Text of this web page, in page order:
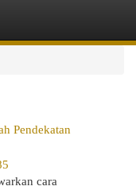
Pendekatan
cara